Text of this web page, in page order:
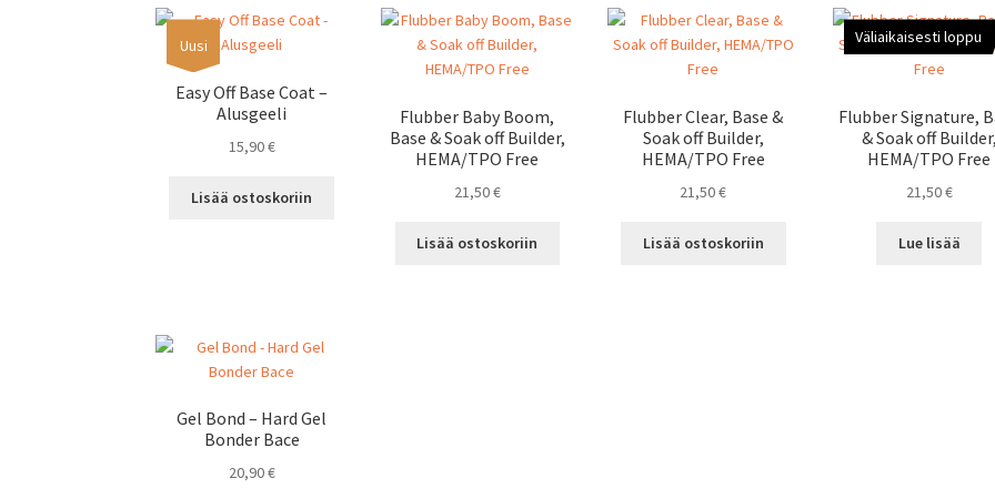
Uusi
Easy Off Base Coat –
Alusgeeli
15,90€
Lisää ostoskoriin
Flubber Baby Boom,
Base & Soak off Builder,
HEMA/TPO Free
21,50€
Lisää ostoskoriin
Flubber Clear, Base &
Soak off Builder,
HEMA/TPO Free
21,50€
Lisää ostoskoriin
Väliaikaisesti loppu
Flubber Signature,
& Soak off Builder,
HEMA/TPO Free
21,50€
Lue lisää
Gel Bond – Hard Gel
Bonder Bace
20,90€